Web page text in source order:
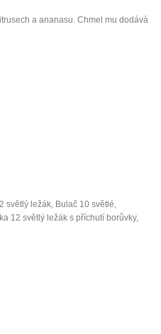
a ananasu. Chmel mu dodává
světlý ležák, Bulač 10 světlé,
12 světlý ležák s příchutí borůvky,